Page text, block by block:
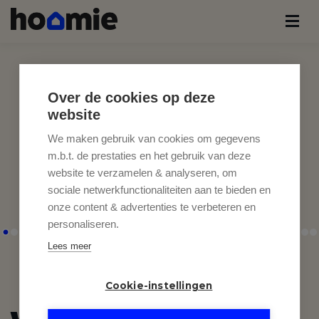
Over de cookies op deze
website
We maken gebruik van cookies om gegevens
m.b.t. de prestaties en het gebruik van deze
website te verzamelen & analyseren, om
sociale netwerkfunctionaliteiten aan te bieden en
onze content & advertenties te verbeteren en
personaliseren.
Lees meer
Cookie-instellingen